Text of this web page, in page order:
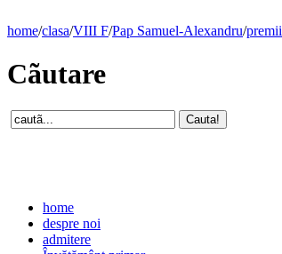
home/clasa/VIII F/Pap Samuel-Alexandru/premii
Cãutare
home
despre noi
admitere